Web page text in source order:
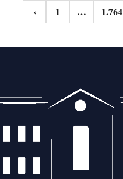
‹ 1 … 1.764